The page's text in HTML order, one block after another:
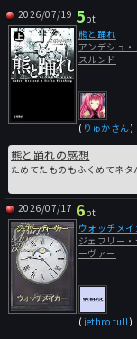
2026/07/19 5pt
( りゅかさん)
熊と踊れの感想
ためてたものもふくめてネタ
熊と踊れ
アンデシュ・
スルンド
2026/07/17 6pt
( jethro tull )
ウォッチメイ
ジェフリー・
ーヴァー